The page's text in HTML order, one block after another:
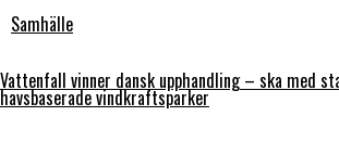
Samhälle
Vattenfall vinner dansk upphandling – ska med
havsbaserade vindkraftsparker